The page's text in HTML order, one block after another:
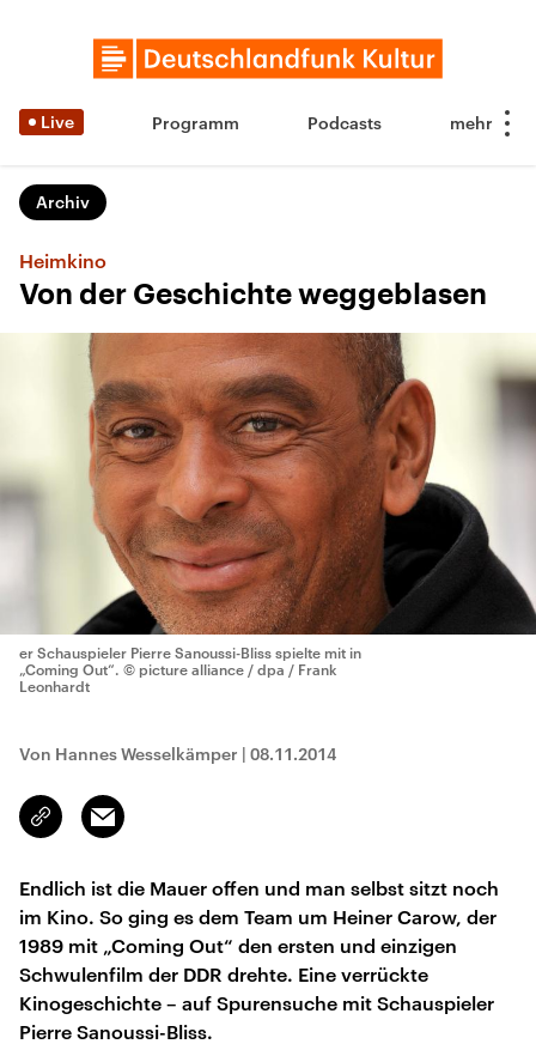
Live Programm Podcasts
Archiv
Heimkino
Von der Geschichte weggeblasen
er Schauspieler Pierre Sanoussi-Bliss spielte mit in
„Coming Out“. © picture alliance / dpa / Frank
Leonhardt
Von Hannes Wesselkämper | 08.11.2014
Link
kopieren/teilen
Email
Endlich ist die Mauer offen und man selbst sitzt noch
im Kino. So ging es dem Team um Heiner Carow, der
1989 mit „Coming Out“ den ersten und einzigen
Schwulenfilm der DDR drehte. Eine verrückte
Kinogeschichte – auf Spurensuche mit Schauspieler
Pierre Sanoussi-Bliss.